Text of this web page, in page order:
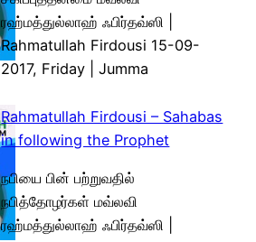
ரஹ்மத்துல்லாஹ் ஃபிர்தவ்ஸி |
Rahmatullah Firdousi 15-09-
2017, Friday | Jumma
Rahmatullah Firdousi – Sahabas
in following the Prophet
நபியை பின் பற்றுவதில்
நபித்தோழர்கள் மவ்லவி
ரஹ்மத்துல்லாஹ் ஃபிர்தவ்ஸி |